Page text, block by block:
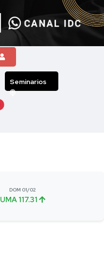
Seminarios
DOM 01/02
UMA 117.31